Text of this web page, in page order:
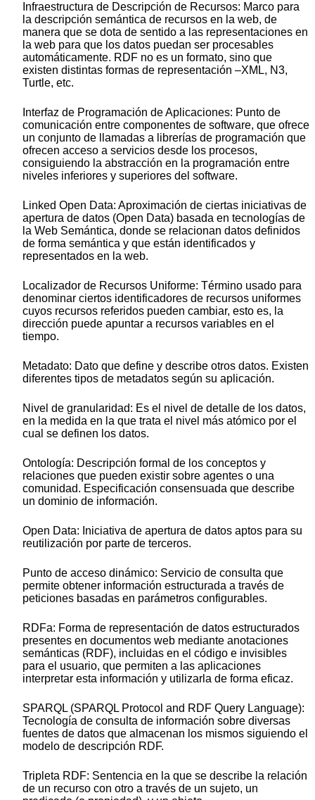
Infraestructura de Descripción de Recursos: Marco para
la descripción semántica de recursos en la web, de
manera que se dota de sentido a las representaciones en
la web para que los datos puedan ser procesables
automáticamente. RDF no es un formato, sino que
existen distintas formas de representación –XML, N3,
Turtle, etc.
Interfaz de Programación de Aplicaciones: Punto de
comunicación entre componentes de software, que ofrece
un conjunto de llamadas a librerías de programación que
ofrecen acceso a servicios desde los procesos,
consiguiendo la abstracción en la programación entre
niveles inferiores y superiores del software.
Linked Open Data: Aproximación de ciertas iniciativas de
apertura de datos (Open Data) basada en tecnologías de
la Web Semántica, donde se relacionan datos definidos
de forma semántica y que están identificados y
representados en la web.
Localizador de Recursos Uniforme: Término usado para
denominar ciertos identificadores de recursos uniformes
cuyos recursos referidos pueden cambiar, esto es, la
dirección puede apuntar a recursos variables en el
tiempo.
Metadato: Dato que define y describe otros datos. Existen
diferentes tipos de metadatos según su aplicación.
Nivel de granularidad: Es el nivel de detalle de los datos,
en la medida en la que trata el nivel más atómico por el
cual se definen los datos.
Ontología: Descripción formal de los conceptos y
relaciones que pueden existir sobre agentes o una
comunidad. Especificación consensuada que describe
un dominio de información.
Open Data: Iniciativa de apertura de datos aptos para su
reutilización por parte de terceros.
Punto de acceso dinámico: Servicio de consulta que
permite obtener información estructurada a través de
peticiones basadas en parámetros configurables.
RDFa: Forma de representación de datos estructurados
presentes en documentos web mediante anotaciones
semánticas (RDF), incluidas en el código e invisibles
para el usuario, que permiten a las aplicaciones
interpretar esta información y utilizarla de forma eficaz.
SPARQL (SPARQL Protocol and RDF Query Language):
Tecnología de consulta de información sobre diversas
fuentes de datos que almacenan los mismos siguiendo el
modelo de descripción RDF.
Tripleta RDF: Sentencia en la que se describe la relación
de un recurso con otro a través de un sujeto, un